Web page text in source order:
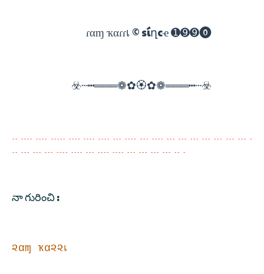
ɾαɱ ҡαɾɾเ © síղcҽ ➊➒➒⓿
☣️┄┅═══❁✿🏵✿❁═══┅┄☣️
-- ---- ---- ----- ---- ---- ---- --- ---- --- ---- --- --- --- --- --- --- --- -
-- --- --- --- ---- ---- --- ---- ---- --- --- --- --- -- -
నా గురించి :
૨αɱ ҡα૨૨เ